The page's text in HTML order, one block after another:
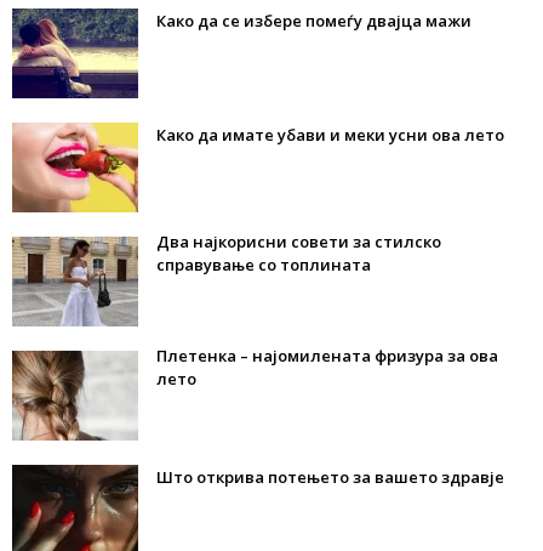
Како да се избере помеѓу двајца мажи
Како да имате убави и меки усни ова лето
Два најкорисни совети за стилско
справување со топлината
Плетенка – најомилената фризура за ова
лето
Што открива потењето за вашето здравје